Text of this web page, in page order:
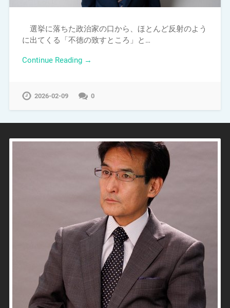
選挙に落ちた政治家の口から、ほとんど反射のよう
に出てくる「不徳の致すところ」と…
Continue Reading →
2026-02-09 0